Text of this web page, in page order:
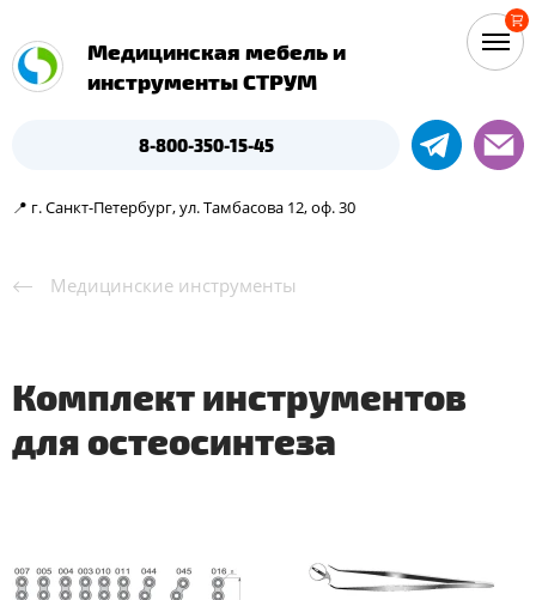
Медицинская мебель и
инструменты СТРУМ
8-800-350-15-45
📍 г. Санкт-Петербург, ул. Тамбасова 12, оф. 30
Медицинские инструменты
Комплект инструментов
для остеосинтеза